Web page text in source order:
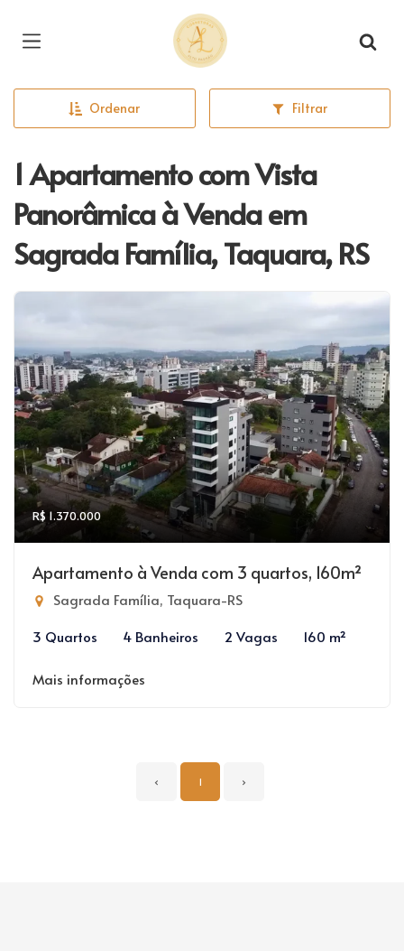
Página inicial
Ordenar Filtrar
1 Apartamento com Vista
Panorâmica à Venda em
Sagrada Família, Taquara, RS
R$ 1.370.000
Apartamento à Venda com 3 quartos, 160m²
Sagrada Família, Taquara-RS
3 Quartos
4 Banheiros 2 Vagas 160 m²
Mais informações
‹ 1 ›